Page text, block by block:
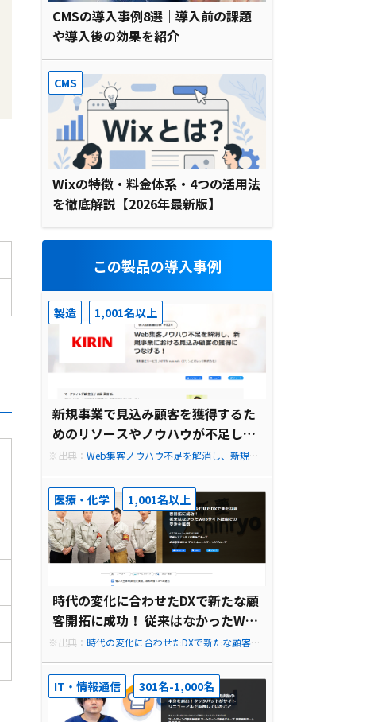
CMSの導入事例8選｜導入前の課題
や導入後の効果を紹介
CMS
Wixの特徴・料金体系・4つの活用法
を徹底解説【2026年最新版】
この製品の導入事例
製造 1,001名以上
新規事業で見込み顧客を獲得するた
めのリソースやノウハウが不足して
いた
※出典： Web集客ノウハウ不足を解消し、新規事
ビバレッジ担当者インタビュー
医療・化学 1,001名以上
時代の変化に合わせたDXで新たな顧
客開拓に成功！ 従来はなかったWeb
サイト経由での受注を獲得
※出典： 時代の変化に合わせたDXで新たな顧客開
注を獲得
IT・情報通信 301名-1,000名